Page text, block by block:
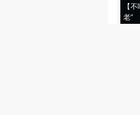
【
老”